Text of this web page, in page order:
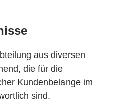
aus diversen
die für die
Kundenbelange im
sind.